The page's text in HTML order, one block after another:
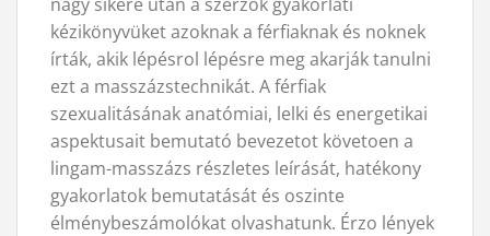
kézikönyvüket azoknak a férfiaknak és noknek
írták, akik lépésrol lépésre meg akarják tanulni
ezt a masszázstechnikát. A férfiak
szexualitásának anatómiai, lelki és energetikai
aspektusait bemutató bevezetot követoen a
lingam-masszázs részletes leírását, hatékony
gyakorlatok bemutatását és oszinte
élménybeszámolókat olvashatunk. Érzo lények